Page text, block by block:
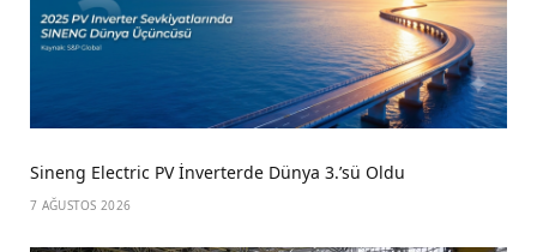
Sineng Electric PV İnverterde Dünya 3.’sü Oldu
7 AĞUSTOS 2026